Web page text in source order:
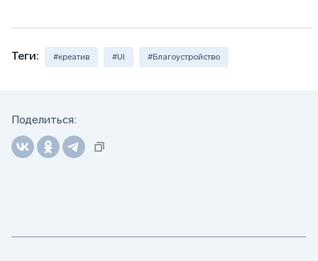
Поделиться:
Теги: #креатив #UI #Благоустройство